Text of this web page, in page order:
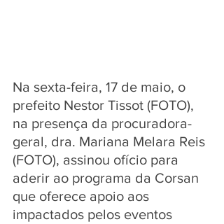
Na sexta-feira, 17 de maio, o
prefeito Nestor Tissot (FOTO),
na presença da procuradora-
geral, dra. Mariana Melara Reis
(FOTO), assinou ofício para
aderir ao programa da Corsan
que oferece apoio aos
impactados pelos eventos